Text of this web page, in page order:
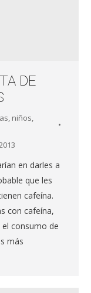
DE
, niños,
en darles a
que les
cafeína.
con cafeína,
consumo de
más